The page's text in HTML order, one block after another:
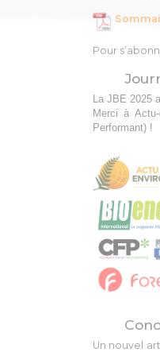
Pour
La JBE 2025
Merci à
Performant) !
Un nouvel